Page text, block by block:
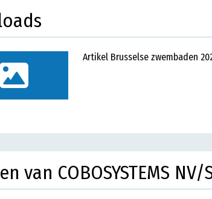
Artikel Brusselse zwembaden
van COBOSYSTEMS NV/